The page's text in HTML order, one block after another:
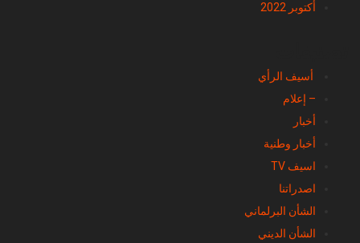
أكتوبر 2022
أسيف الرأي
– إعلام
أخبار
أخبار وطنية
اسيف TV
اصدراتنا
الشأن البرلماني
الشأن الديني